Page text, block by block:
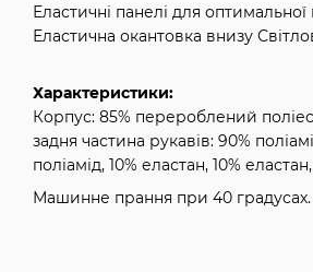
Еластичні панелі для
Еластична окантовка внизу
Характеристики:
Корпус: 85% перероблений
задня частина рукавів: 90%
поліамід, 10% еластан, 10%
Машинне прання при 40 градусах.